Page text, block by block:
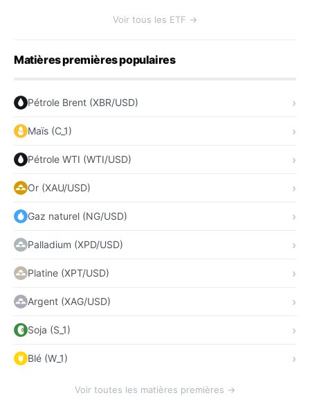
Voir tous les ETF →
Matières premières populaires
Pétrole Brent (XBR/USD)
Maïs (C_1)
Pétrole WTI (WTI/USD)
Or (XAU/USD)
Gaz naturel (NG/USD)
Palladium (XPD/USD)
Platine (XPT/USD)
Argent (XAG/USD)
Soja (S_1)
Blé (W_1)
Voir toutes les matières premières →